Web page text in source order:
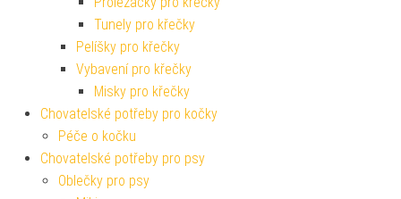
Tunely pro křečky
Pelíšky pro křečky
Vybavení pro křečky
Misky pro křečky
Chovatelské potřeby pro kočky
Péče o kočku
Chovatelské potřeby pro psy
Oblečky pro psy